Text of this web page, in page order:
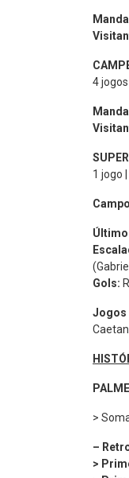
4
1 jogo
Gols:
Jogos
>
–
>